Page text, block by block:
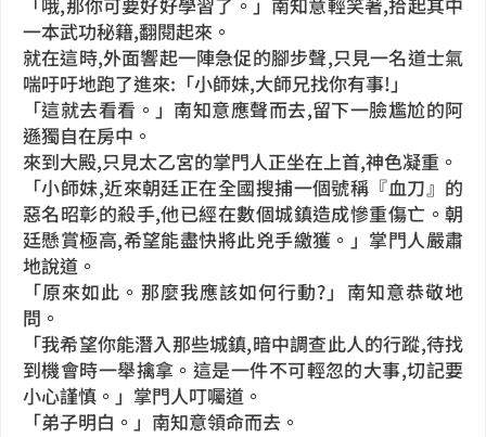
一本武功秘籍,翻閱起來。
就在這時,外面響起一陣急促的腳步聲,只見一名道士氣
喘吁吁地跑了進來:「小師妹,大師兄找你有事!」
「這就去看看。」南知意應聲而去,留下一臉尷尬的阿
遜獨自在房中。
來到大殿,只見太乙宮的掌門人正坐在上首,神色凝重。
「小師妹,近來朝廷正在全國搜捕一個號稱『血刀』的
惡名昭彰的殺手,他已經在數個城鎮造成慘重傷亡。朝
廷懸賞極高,希望能盡快將此兇手繳獲。」掌門人嚴肅
地說道。
「原來如此。那麼我應該如何行動?」南知意恭敬地
問。
「我希望你能潛入那些城鎮,暗中調查此人的行蹤,待找
到機會時一舉擒拿。這是一件不可輕忽的大事,切記要
小心謹慎。」掌門人叮囑道。
「弟子明白。」南知意領命而去。